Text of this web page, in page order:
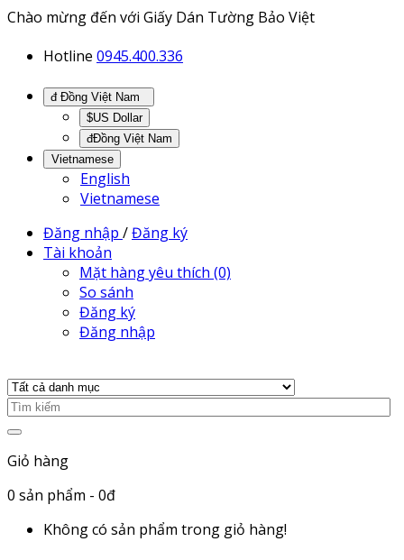
Chào mừng đến với Giấy Dán Tường Bảo Việt
Hotline 0945.400.336
$US Dollar
đĐồng Việt Nam
Vietnamese
English
Vietnamese
Đăng nhập /Đăng ký
Tài khoản
Mặt hàng yêu thích (0)
So sánh
Đăng ký
Đăng nhập
Giỏ hàng
0 sản phẩm - 0đ
Không có sản phẩm trong giỏ hàng!